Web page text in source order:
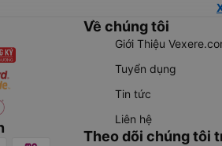
Về chúng tôi
Giới Thiệu
Tuyển dụng
Tin tức
Liên hệ
Theo dõi chúng tôi